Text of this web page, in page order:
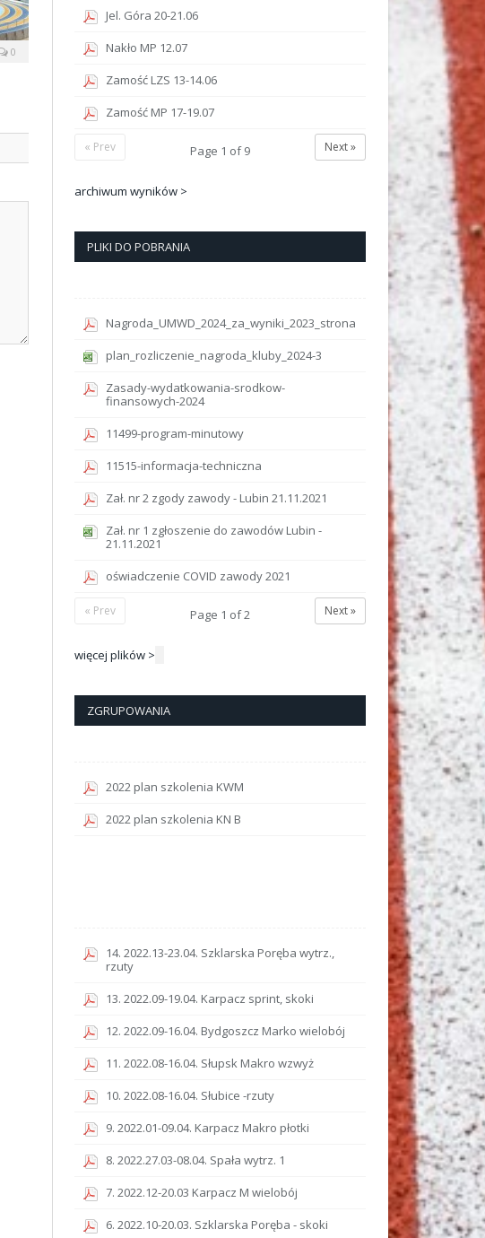
0
Jel. Góra 20-21.06
Nakło MP 12.07
Zamość LZS 13-14.06
Zamość MP 17-19.07
Next »
Page 1 of9
« Prev
archiwum wyników >
PLIKI DO POBRANIA
Nagroda_UMWD_2024_za_wyniki_2023_strona
plan_rozliczenie_nagroda_kluby_2024-3
Zasady-wydatkowania-srodkow-
finansowych-2024
11499-program-minutowy
11515-informacja-techniczna
Zał. nr 2 zgody zawody - Lubin 21.11.2021
Zał. nr 1 zgłoszenie do zawodów Lubin -
21.11.2021
oświadczenie COVID zawody 2021
Next »
Page 1 of2
« Prev
więcej plików >
ZGRUPOWANIA
2022 plan szkolenia KWM
2022 plan szkolenia KN B
14. 2022.13-23.04. Szklarska Poręba wytrz.,
rzuty
13. 2022.09-19.04. Karpacz sprint, skoki
12. 2022.09-16.04. Bydgoszcz Marko wielobój
11. 2022.08-16.04. Słupsk Makro wzwyż
10. 2022.08-16.04. Słubice -rzuty
9. 2022.01-09.04. Karpacz Makro płotki
8. 2022.27.03-08.04. Spała wytrz. 1
7. 2022.12-20.03 Karpacz M wielobój
6. 2022.10-20.03. Szklarska Poręba - skoki